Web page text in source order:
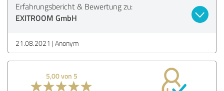
Erfahrungsbericht & Bewertung zu:
EXITROOM GmbH
21.08.2021 Anonym
5,00 von 5